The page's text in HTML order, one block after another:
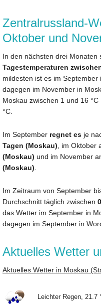
Zentralrussland-
Oktober und
In den nächsten drei Monaten
Tagestemperaturen
mildesten ist es im
dagegen im November in
Moskau zwischen 1 und 16
°C.
Im September regnet es je
Tagen (Moskau), im Oktober
(Moskau) und im November
(Moskau).
Im Zeitraum von September
Durchschnitt täglich zwischen
das Wetter im September in
dagegen im September in
Aktuelles Wetter
Aktuelles Wetter in Moskau
Leichter Regen, 21.7